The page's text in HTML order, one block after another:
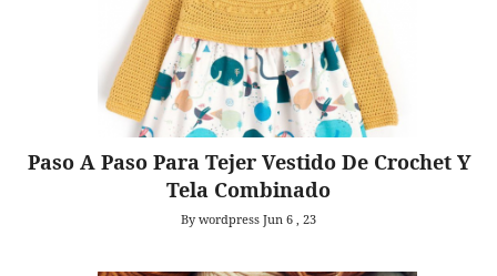
Paso A Paso Para Tejer Vestido De Crochet Y
Tela Combinado
By wordpress Jun 6 , 23